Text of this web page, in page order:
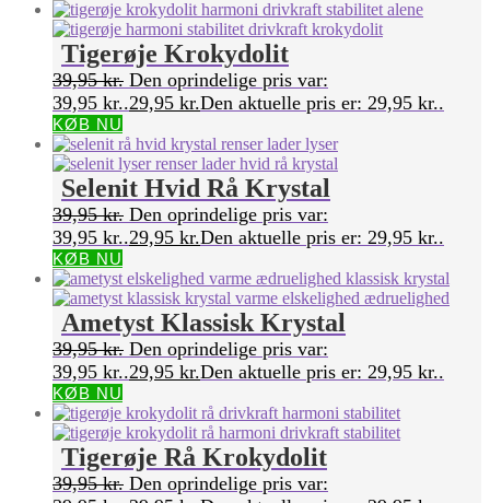
Tigerøje Krokydolit
39,95kr. Den oprindelige pris var:
39,95 kr..29,95 kr.Den aktuelle pris er: 29,95 kr..
KØB NU
Selenit Hvid Rå Krystal
39,95kr. Den oprindelige pris var:
39,95 kr..29,95 kr.Den aktuelle pris er: 29,95 kr..
KØB NU
Ametyst Klassisk Krystal
39,95kr. Den oprindelige pris var:
39,95 kr..29,95 kr.Den aktuelle pris er: 29,95 kr..
KØB NU
Tigerøje Rå Krokydolit
39,95kr. Den oprindelige pris var: